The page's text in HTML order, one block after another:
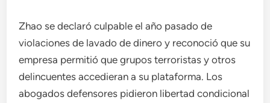
Zhao se declaró culpable el año pasado de
violaciones de lavado de dinero y reconoció que su
empresa permitió que grupos terroristas y otros
delincuentes accedieran a su plataforma. Los
abogados defensores pidieron libertad condicional